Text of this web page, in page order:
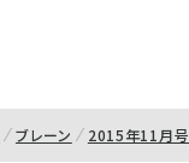
ブレーン 2015年11月号